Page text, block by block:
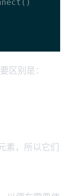
区别是：
素，所以它们